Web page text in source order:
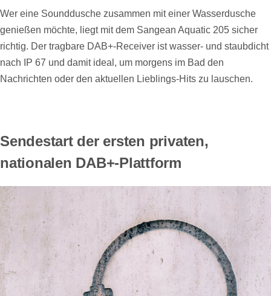
Wer eine Sounddusche zusammen mit einer Wasserdusche
genießen möchte, liegt mit dem Sangean Aquatic 205 sicher
richtig. Der tragbare DAB+-Receiver ist wasser- und staubdicht
nach IP 67 und damit ideal, um morgens im Bad den
Nachrichten oder den aktuellen Lieblings-Hits zu lauschen.
Sendestart der ersten privaten,
nationalen DAB+-Plattform